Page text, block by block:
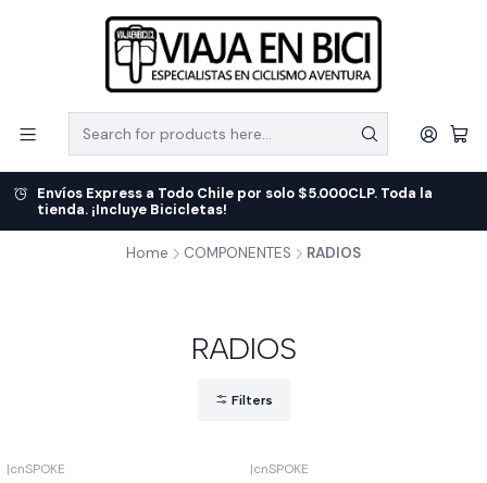
Envíos Express a Todo Chile por solo $5.000CLP. Toda la
tienda. ¡Incluye Bicicletas!
Home COMPONENTES RADIOS
RADIOS
Filters
|cnSPOKE |cnSPOKE